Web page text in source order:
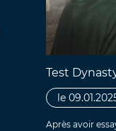
Test
le
Après avoir